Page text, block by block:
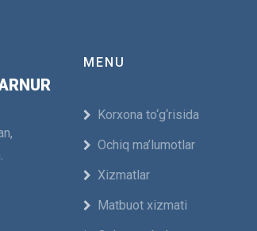
MENU
Korxona to‘g‘risida
Ochiq ma’lumotlar
Xizmatlar
Мatbuot xizmati